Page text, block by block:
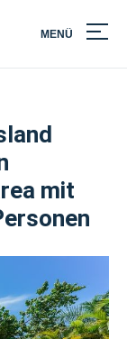
MENÜ
mit